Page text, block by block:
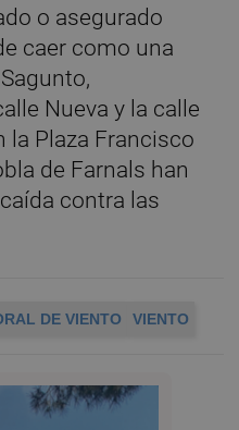
o asegurado
caer como una
Nueva y la calle
la Plaza Francisco
de Farnals han
contra las
DE VIENTO VIENTO